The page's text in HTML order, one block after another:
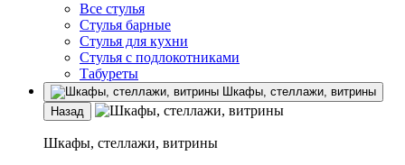
Все стулья
Стулья барные
Стулья для кухни
Стулья с подлокотниками
Табуреты
Шкафы, стеллажи, витрины
Назад
Шкафы, стеллажи, витрины